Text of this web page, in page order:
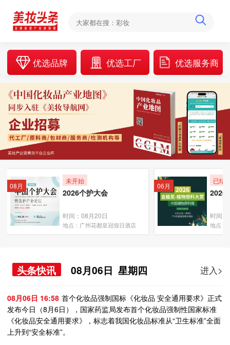
优选品牌 优选工厂 优选服务商
08月
未开始
2026个护大会
时间：08月20日
地点：广州花都皇冠假日酒店
06月
已结
2026
时间
地点：
头条快讯 08月06日 星期四 进入>
08月06日 16:58 首个化妆品强制国标《化妆品 安全通用要求》正式
发布今日（8月6日），国家药监局发布首个化妆品强制性国家标准
《化妆品安全通用要求》，标志着我国化妆品标准从“卫生标准”全面
上升到“安全标准”。